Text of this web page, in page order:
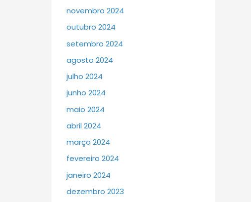
novembro 2024
outubro 2024
setembro 2024
agosto 2024
julho 2024
junho 2024
maio 2024
abril 2024
março 2024
fevereiro 2024
janeiro 2024
dezembro 2023